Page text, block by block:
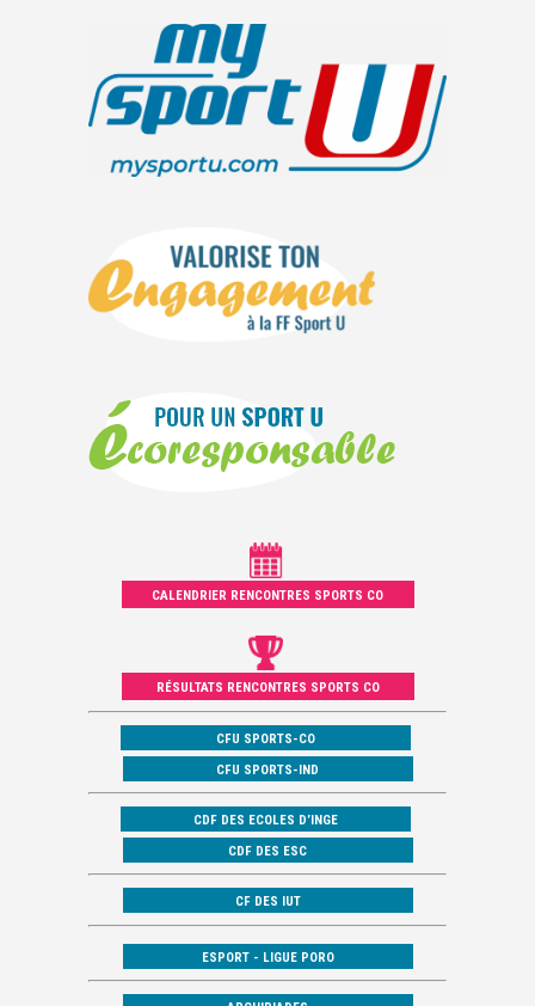
CALENDRIER RENCONTRES SPORTS CO
RÉSULTATS RENCONTRES SPORTS CO
CFU SPORTS-CO
CFU SPORTS-IND
CDF DES ECOLES D’INGE
CDF DES ESC
CF DES IUT
ESPORT - LIGUE PORO